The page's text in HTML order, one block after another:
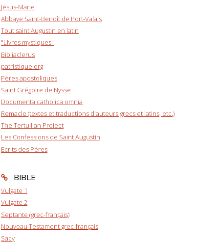
Jésus-Marie
Abbaye Saint-Benoît de Port-Valais
Tout saint Augustin en latin
"Livres mystiques"
Bibliaclerus
patristique.org
Pères apostoliques
Saint Grégoire de Nysse
Documenta catholica omnia
Remacle (textes et traductions d'auteurs grecs et latins, etc.)
The Tertullian Project
Les Confessions de Saint Augustin
Ecrits des Pères
BIBLE
Vulgate 1
Vulgate 2
Septante (grec-français)
Nouveau Testament grec-français
Sacy